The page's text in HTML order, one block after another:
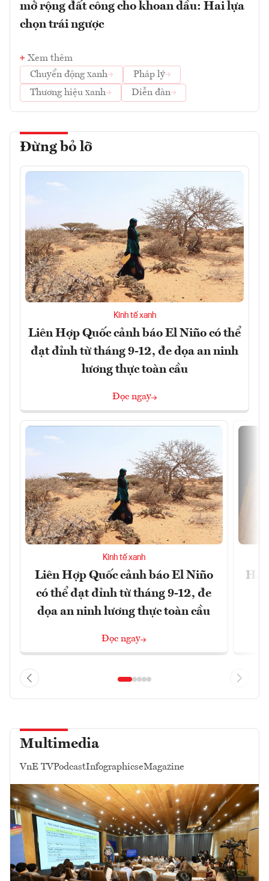
mở rộng đất công cho khoan dầu: Hai lựa
chọn trái ngược
Xem thêm
Chuyển động xanh
Pháp lý
Thương hiệu xanh
Diễn đàn
Đừng bỏ lỡ
Kinh tế xanh
Liên Hợp Quốc cảnh báo El Niño có thể
đạt đỉnh từ tháng 9-12, đe dọa an ninh
lương thực toàn cầu
Đọc ngay
Kinh tế xanh
Liên Hợp Quốc cảnh báo El Niño
có thể đạt đỉnh từ tháng 9-12, đe
dọa an ninh lương thực toàn cầu
Đọc ngay
Multimedia
VnE TVPodcastInfographicseMagazine